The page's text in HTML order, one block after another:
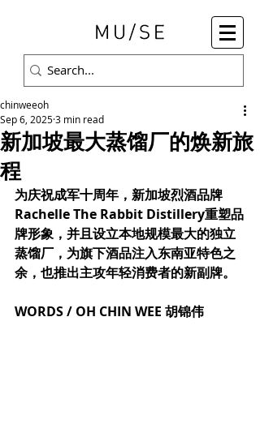
新加坡最大蒸馏厂的焕新旅
程
chinweeoh
Sep 6, 20253 min read
为庆祝成军十周年，新加坡烈酒品牌
Rachelle The Rabbit Distillery重塑品
牌形象，并且设立本地规模最大的独立
蒸馏厂，为旗下酒品注入东南亚特色之
余，也推出主攻年轻消费者的新副牌。
WORDS / OH CHIN WEE 胡锦伟